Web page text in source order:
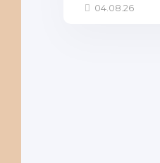
04.08.26